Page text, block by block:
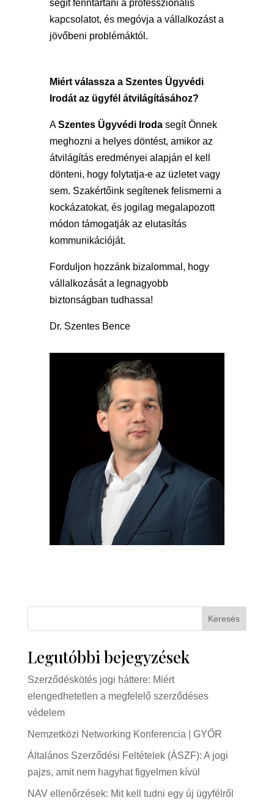
segít fenntartani a professzionális
kapcsolatot, és megóvja a vállalkozást a
jövőbeni problémáktól.
Miért válassza a Szentes Ügyvédi
Irodát az ügyfél átvilágításához?
ASzentes Ügyvédi Irodasegít Önnek
meghozni a helyes döntést, amikor az
átvilágítás eredményei alapján el kell
dönteni, hogy folytatja-e az üzletet vagy
sem. Szakértőink segítenek felismerni a
kockázatokat, és jogilag megalapozott
módon támogatják az elutasítás
kommunikációját.
Forduljon hozzánk bizalommal, hogy
vállalkozását a legnagyobb
biztonságban tudhassa!
Dr. Szentes Bence
Keresés
Legutóbbi bejegyzések
Szerződéskötés jogi háttere: Miért
elengedhetetlen a megfelelő szerződéses
védelem
Nemzetközi Networking Konferencia | GYŐR
Általános Szerződési Feltételek (ÁSZF): A jogi
pajzs, amit nem hagyhat figyelmen kívül
NAV ellenőrzések: Mit kell tudni egy új ügyfélről